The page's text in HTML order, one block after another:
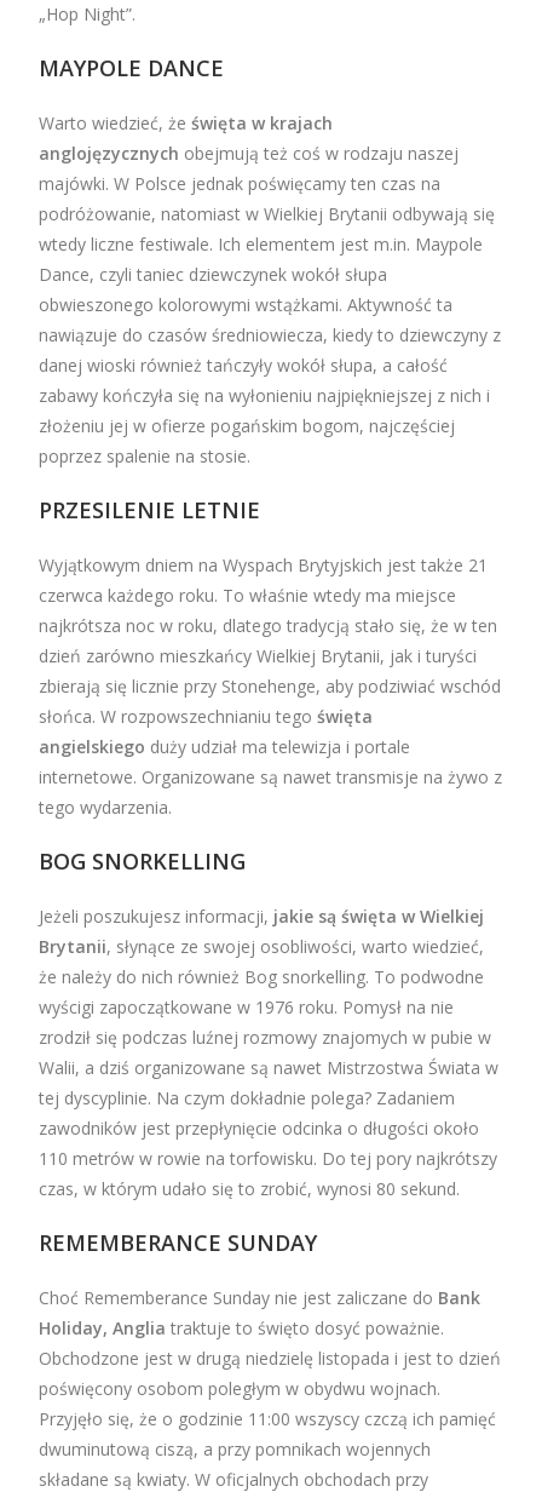
„Hop Night”.
MAYPOLE DANCE
Warto wiedzieć, żeświęta w krajach
anglojęzycznych obejmują też coś w rodzaju naszej
majówki. W Polsce jednak poświęcamy ten czas na
podróżowanie, natomiast w Wielkiej Brytanii odbywają się
wtedy liczne festiwale. Ich elementem jest m.in. Maypole
Dance, czyli taniec dziewczynek wokół słupa
obwieszonego kolorowymi wstążkami. Aktywność ta
nawiązuje do czasów średniowiecza, kiedy to dziewczyny z
danej wioski również tańczyły wokół słupa, a całość
zabawy kończyła się na wyłonieniu najpiękniejszej z nich i
złożeniu jej w ofierze pogańskim bogom, najczęściej
poprzez spalenie na stosie.
PRZESILENIE LETNIE
Wyjątkowym dniem na Wyspach Brytyjskich jest także 21
czerwca każdego roku. To właśnie wtedy ma miejsce
najkrótsza noc w roku, dlatego tradycją stało się, że w ten
dzień zarówno mieszkańcy Wielkiej Brytanii, jak i turyści
zbierają się licznie przy Stonehenge, aby podziwiać wschód
słońca. W rozpowszechnianiu tegoświęta
angielskiego duży udział ma telewizja i portale
internetowe. Organizowane są nawet transmisje na żywo z
tego wydarzenia.
BOG SNORKELLING
Jeżeli poszukujesz informacji, jakie są święta w Wielkiej
Brytanii, słynące ze swojej osobliwości, warto wiedzieć,
że należy do nich również Bog snorkelling. To podwodne
wyścigi zapoczątkowane w 1976 roku. Pomysł na nie
zrodził się podczas luźnej rozmowy znajomych w pubie w
Walii, a dziś organizowane są nawet Mistrzostwa Świata w
tej dyscyplinie. Na czym dokładnie polega? Zadaniem
zawodników jest przepłynięcie odcinka o długości około
110 metrów w rowie na torfowisku. Do tej pory najkrótszy
czas, w którym udało się to zrobić, wynosi 80 sekund.
REMEMBERANCE SUNDAY
Choć Rememberance Sunday nie jest zaliczane do Bank
Holiday, Angliatraktuje to święto dosyć poważnie.
Obchodzone jest w drugą niedzielę listopada i jest to dzień
poświęcony osobom poległym w obydwu wojnach.
Przyjęło się, że o godzinie 11:00 wszyscy czczą ich pamięć
dwuminutową ciszą, a przy pomnikach wojennych
składane są kwiaty. W oficjalnych obchodach przy